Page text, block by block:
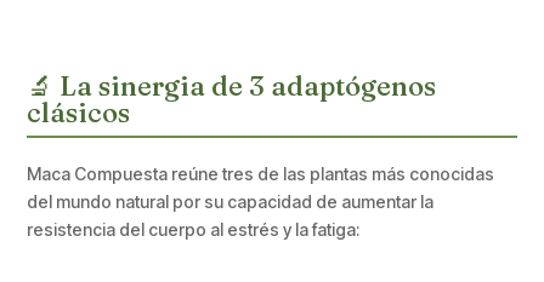
🔬 La sinergia de 3 adaptógenos
clásicos
Maca Compuesta reúne tres de las plantas más conocidas
del mundo natural por su capacidad de aumentar la
resistencia del cuerpo al estrés y la fatiga: